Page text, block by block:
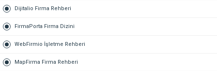
Dijitalio Firma Rehberi
FirmaPorta Firma Dizini
WebFirmio İşletme Rehberi
MapFirma Firma Rehberi